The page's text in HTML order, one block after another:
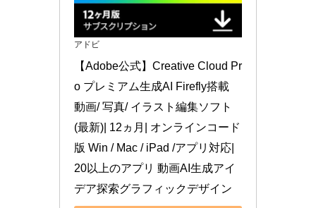
アドビ
【Adobe公式】Creative Cloud Pr
o プレミアム生成AI Firefly搭載
動画/ 写真/ イラスト編集ソフト
(最新)| 12ヵ月| オンラインコード
版 Win / Mac / iPad /アプリ対応|
20以上のアプリ 動画AI生成アイ
デア探索グラフィックデザイン